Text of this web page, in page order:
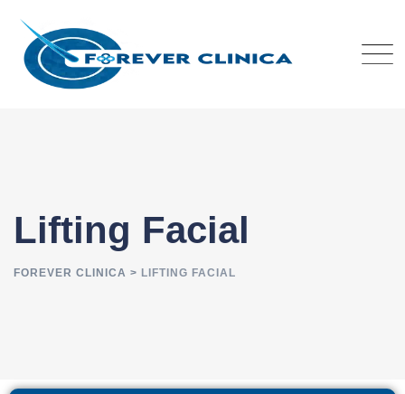
Lifting Facial
FOREVER CLINICA > LIFTING FACIAL